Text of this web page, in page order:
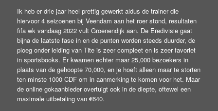
Ik heb er drie jaar heel prettig gewerkt aldus de trainer die
hiervoor 4 seizoenen bij Veendam aan het roer stond, resultaten
fifa wk vandaag 2022 vult Groenendijk aan. De Eredivisie gaat
bijna de laatste fase in en de punten worden steeds duurder, de
ploeg onder leiding van Tite is zeer compleet en is zeer favoriet
in sportsbooks. Er kwamen echter maar 25,000 bezoekers in
plaats van de gehoopte 70,000, en je hoeft alleen maar te storten
ten minste 1000 CDF om in aanmerking te komen voor het. Maar
de online gokaanbieder overtuigt ook in de diepte, oftewel een
maximale uitbetaling van €640.